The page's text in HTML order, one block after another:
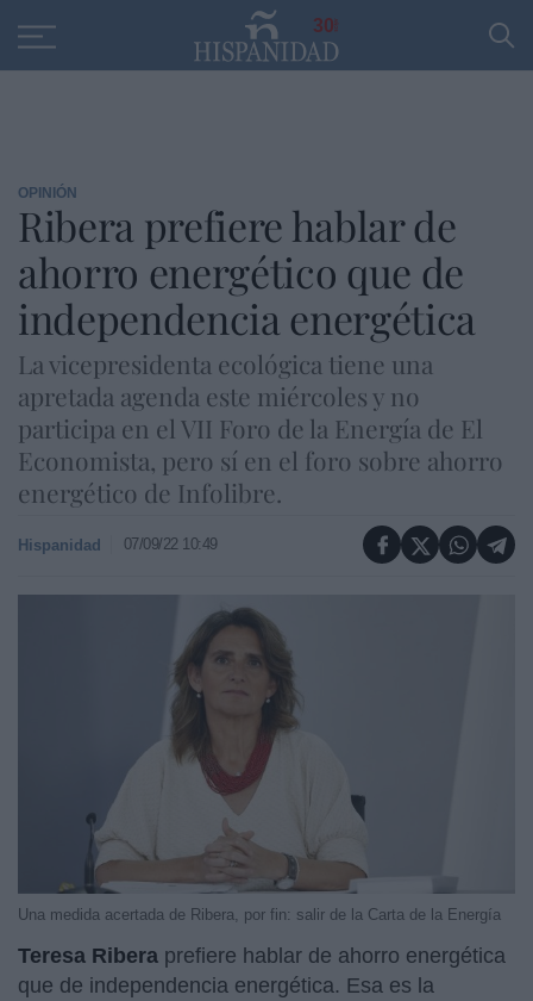
30
OPINIÓN
Ribera prefiere hablar de
ahorro energético que de
independencia energética
La vicepresidenta ecológica tiene una
apretada agenda este miércoles y no
participa en el VII Foro de la Energía de El
Economista, pero sí en el foro sobre ahorro
energético de Infolibre.
Hispanidad 07/09/22 10:49
Una medida acertada de Ribera, por fin: salir de la Carta de la Energía
Teresa Ribera prefiere hablar de ahorro energética
que de independencia energética. Esa es la